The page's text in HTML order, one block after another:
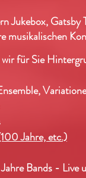
Jukebox, Gatsby
musikalischen
für Sie
Jahre, etc.)
Bands - Live